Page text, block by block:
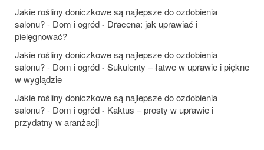
Jakie rośliny doniczkowe są najlepsze do ozdobienia
salonu? - Dom i ogród - Dracena: jak uprawiać i
pielęgnować?
Jakie rośliny doniczkowe są najlepsze do ozdobienia
salonu? - Dom i ogród - Sukulenty – łatwe w uprawie i piękne
w wyglądzie
Jakie rośliny doniczkowe są najlepsze do ozdobienia
salonu? - Dom i ogród - Kaktus – prosty w uprawie i
przydatny w aranżacji